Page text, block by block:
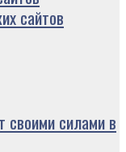
сайтов
своими силами в